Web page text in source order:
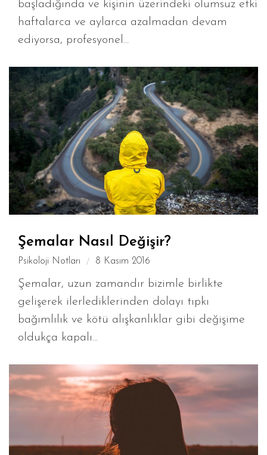
başladığında ve kişinin üzerindeki olumsuz etki
haftalarca ve aylarca azalmadan devam
ediyorsa, profesyonel...
Şemalar Nasıl Değişir?
Psikoloji Notları 8 Kasım 2016
Şemalar, uzun zamandır bizimle birlikte
gelişerek ilerlediklerinden dolayı tıpkı
bağımlılık ve kötü alışkanlıklar gibi değişime
oldukça kapalı...